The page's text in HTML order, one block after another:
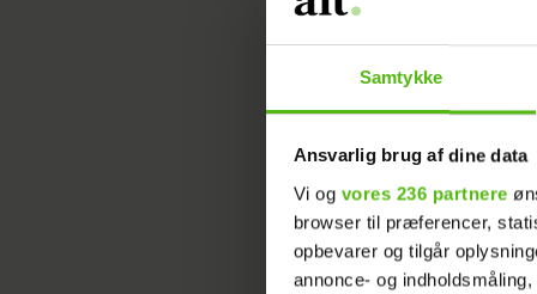
Samtykke
Ansvarlig brug af dine data
Vi og vores 236 partnere
browser til præferencer,
opbevarer og tilgår
annonce- og
(Amalie
jeg har
på,
Amalie